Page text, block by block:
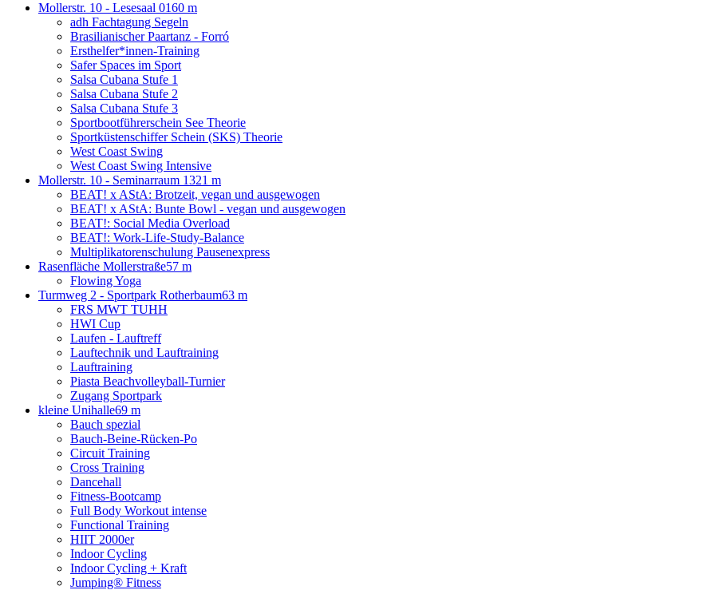
Mollerstr. 10 - Lesesaal 0160 m
adh Fachtagung Segeln
Brasilianischer Paartanz - Forró
Ersthelfer*innen-Training
Safer Spaces im Sport
Salsa Cubana Stufe 1
Salsa Cubana Stufe 2
Salsa Cubana Stufe 3
Sportbootführerschein See Theorie
Sportküstenschiffer Schein (SKS) Theorie
West Coast Swing
West Coast Swing Intensive
Mollerstr. 10 - Seminarraum 1321 m
BEAT! x AStA: Brotzeit, vegan und ausgewogen
BEAT! x AStA: Bunte Bowl - vegan und ausgewogen
BEAT!: Social Media Overload
BEAT!: Work-Life-Study-Balance
Multiplikatorenschulung Pausenexpress
Rasenfläche Mollerstraße57 m
Flowing Yoga
Turmweg 2 - Sportpark Rotherbaum63 m
FRS MWT TUHH
HWI Cup
Laufen - Lauftreff
Lauftechnik und Lauftraining
Lauftraining
Piasta Beachvolleyball-Turnier
Zugang Sportpark
kleine Unihalle69 m
Bauch spezial
Bauch-Beine-Rücken-Po
Circuit Training
Cross Training
Dancehall
Fitness-Bootcamp
Full Body Workout intense
Functional Training
HIIT 2000er
Indoor Cycling
Indoor Cycling + Kraft
Jumping® Fitness